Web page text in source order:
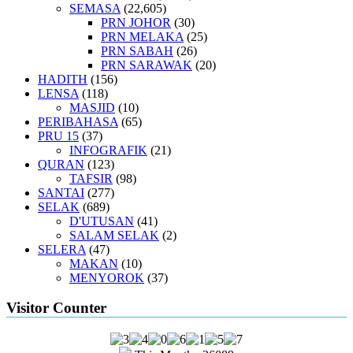
SEMASA (22,605)
PRN JOHOR (30)
PRN MELAKA (25)
PRN SABAH (26)
PRN SARAWAK (20)
HADITH (156)
LENSA (118)
MASJID (10)
PERIBAHASA (65)
PRU 15 (37)
INFOGRAFIK (21)
QURAN (123)
TAFSIR (98)
SANTAI (277)
SELAK (689)
D'UTUSAN (41)
SALAM SELAK (2)
SELERA (47)
MAKAN (10)
MENYOROK (37)
Visitor Counter